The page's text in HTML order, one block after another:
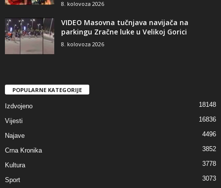
8. kolovoza 2026
VIDEO Masovna tučnjava navijača na
parkingu Zračne luke u Velikoj Gorici
8. kolovoza 2026
POPULARNE KATEGORIJE
Izdvojeno 18148
Vijesti 16836
Najave 4496
Crna Kronika 3852
Kultura 3778
Sport 3073